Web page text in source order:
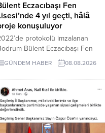
Eczacıbaşı Fen
4 yıl geçti, hâlâ
konuşuluyor
protokolü imzalanan
Bülent Eczacıbaşı Fen
için dört yıl sonra hâlâ proje
süreci görüşülüyor. Okulun ne
kabul edeceği belirsiz.
GÜNDEM HABER 08.08.2026